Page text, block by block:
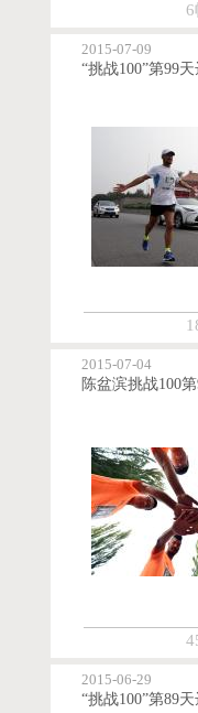
2015-07-09
“挑战100”第99
2015-07-04
2015-06-29